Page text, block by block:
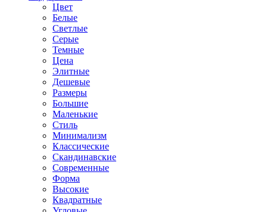
Цвет
Белые
Светлые
Серые
Темные
Цена
Элитные
Дешевые
Размеры
Большие
Маленькие
Стиль
Минимализм
Классические
Скандинавские
Современные
Форма
Высокие
Квадратные